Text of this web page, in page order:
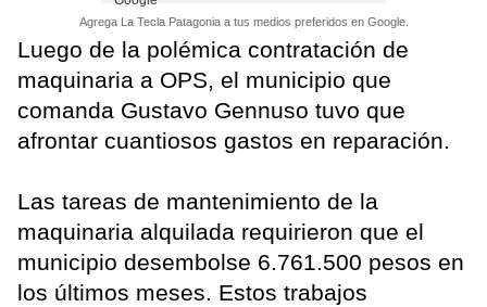
Agrega La Tecla Patagonia a tus medios preferidos en Google.
Luego de la polémica contratación de
maquinaria a OPS, el municipio que
comanda Gustavo Gennuso tuvo que
afrontar cuantiosos gastos en reparación.
Las tareas de mantenimiento de la
maquinaria alquilada requirieron que el
municipio desembolse 6.761.500 pesos en
los últimos meses. Estos trabajos